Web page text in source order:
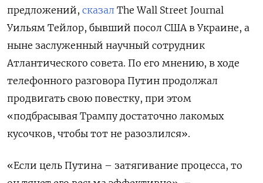
предложений, сказал The Wall Street Journal
Уильям Тейлор, бывший посол США в Украине, а
ныне заслуженный научный сотрудник
Атлантического совета. По его мнению, в ходе
телефонного разговора Путин продолжал
продвигать свою повестку, при этом
«подбрасывая Трампу достаточно лакомых
кусочков, чтобы тот не разозлился».
«Если цель Путина – затягивание процесса, то